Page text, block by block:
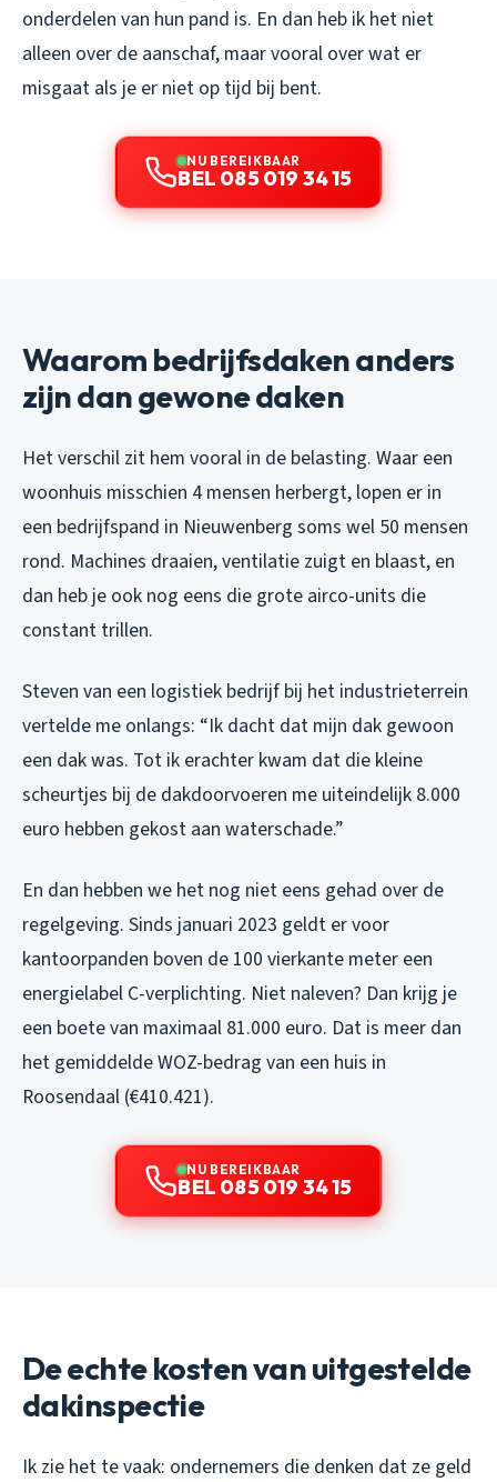
onderdelen van hun pand is. En dan heb ik het niet
alleen over de aanschaf, maar vooral over wat er
misgaat als je er niet op tijd bij bent.
NU BEREIKBAAR
BEL 085 019 34 15
Waarom bedrijfsdaken anders
zijn dan gewone daken
Het verschil zit hem vooral in de belasting. Waar een
woonhuis misschien 4 mensen herbergt, lopen er in
een bedrijfspand in Nieuwenberg soms wel 50 mensen
rond. Machines draaien, ventilatie zuigt en blaast, en
dan heb je ook nog eens die grote airco-units die
constant trillen.
Steven van een logistiek bedrijf bij het industrieterrein
vertelde me onlangs: “Ik dacht dat mijn dak gewoon
een dak was. Tot ik erachter kwam dat die kleine
scheurtjes bij de dakdoorvoeren me uiteindelijk 8.000
euro hebben gekost aan waterschade.”
En dan hebben we het nog niet eens gehad over de
regelgeving. Sinds januari 2023 geldt er voor
kantoorpanden boven de 100 vierkante meter een
energielabel C-verplichting. Niet naleven? Dan krijg je
een boete van maximaal 81.000 euro. Dat is meer dan
het gemiddelde WOZ-bedrag van een huis in
Roosendaal (€410.421).
NU BEREIKBAAR
BEL 085 019 34 15
De echte kosten van uitgestelde
dakinspectie
Ik zie het te vaak: ondernemers die denken dat ze geld